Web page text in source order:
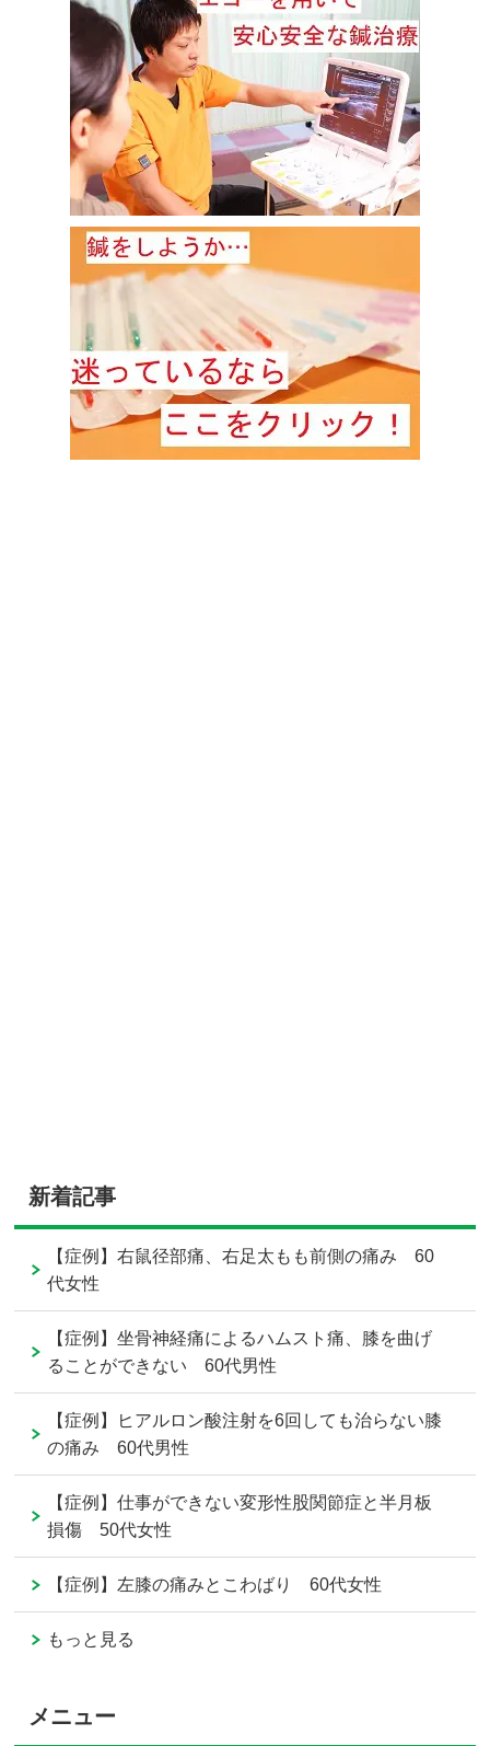
新着記事
【症例】右鼠径部痛、右足太もも前側の痛み 60
代女性
【症例】坐骨神経痛によるハムスト痛、膝を曲げ
ることができない 60代男性
【症例】ヒアルロン酸注射を6回しても治らない膝
の痛み 60代男性
【症例】仕事ができない変形性股関節症と半月板
損傷 50代女性
【症例】左膝の痛みとこわばり 60代女性
もっと見る
メニュー